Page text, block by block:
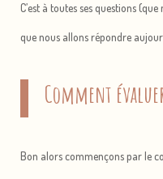
C’est à toutes ses questions
que nous allons répondre
Comment
Bon alors commençons par le